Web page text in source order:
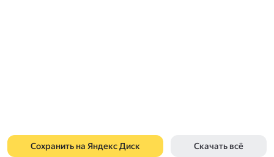
Сохранить на Яндекс Диск Скачать всё